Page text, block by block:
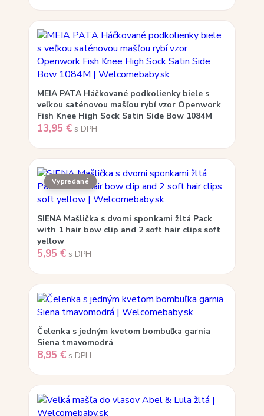
MEIA PATA Háčkované podkolienky biele s
veľkou saténovou mašľou rybí vzor Openwork
Fish Knee High Sock Satin Side Bow 1084M
13,95 € s DPH
SIENA Mašlička s dvomi sponkami žltá Pack
with 1 hair bow clip and 2 soft hair clips soft
yellow
5,95 € s DPH
Čelenka s jedným kvetom bombuľka garnia
Siena tmavomodrá
8,95 € s DPH